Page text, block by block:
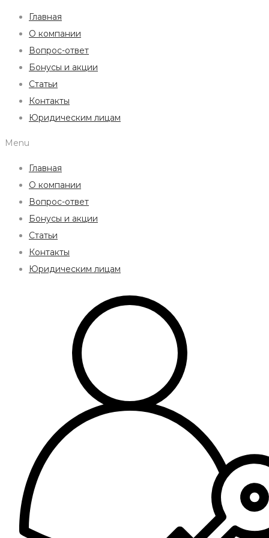
Главная
О компании
Вопрос-ответ
Бонусы и акции
Статьи
Контакты
Юридическим лицам
Menu
Главная
О компании
Вопрос-ответ
Бонусы и акции
Статьи
Контакты
Юридическим лицам